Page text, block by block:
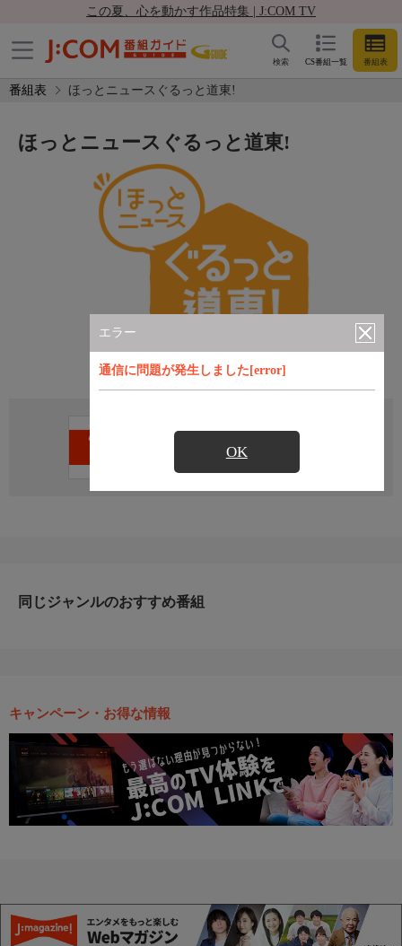
この夏、心を動かす作品特集 | J:COM TV
CS番組一覧 番組表
検索
番組表 ほっとニュースぐるっと道東!
エラー
通信に問題が発生しました[error]
OK
ほっとニュースぐるっと道東!
直近の放送予定はありません
同じジャンルのおすすめ番組
キャンペーン・お得な情報